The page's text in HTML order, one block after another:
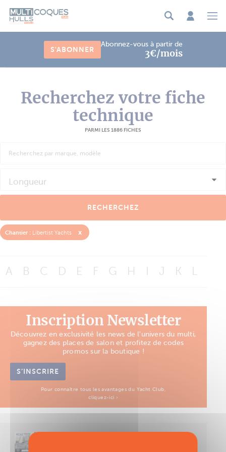
S'ABONNER
Abonnez-vous à partir de
3€/mois
Recherchez votre fiche
technique
PARMI LES 1886 FICHES
Longueur
RECHERCHEZ
Chantier : Libertist Yachts x
A B C D E F G H J K L
Inscription Newsletter
Découvrez en exclusivité les news de l'univers du multi,
gagnez des places de salon et profitez de codes
promos sur la boutique !
S’INSCRIRE
Pour connaître tous les avantages du Yacht Club,
cliquez-ici ›